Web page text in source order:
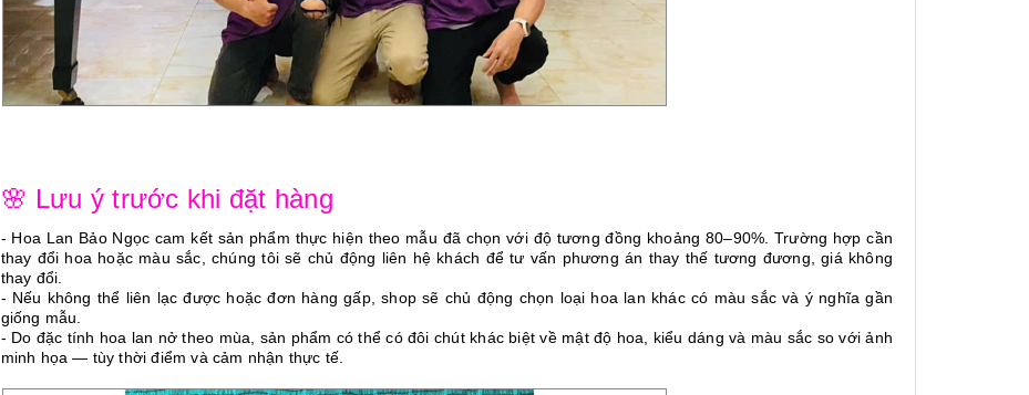
🌸 Lưu ý trước khi đặt hàng
- Hoa Lan Bảo Ngọc cam kết sản phẩm thực hiện theo mẫu đã chọn với độ tương đồng khoảng 80–90%. Trường hợp cần
thay đổi hoa hoặc màu sắc, chúng tôi sẽ chủ động liên hệ khách để tư vấn phương án thay thế tương đương, giá không
thay đổi.
- Nếu không thể liên lạc được hoặc đơn hàng gấp, shop sẽ chủ động chọn loại hoa lan khác có màu sắc và ý nghĩa gần
giống mẫu.
- Do đặc tính hoa lan nở theo mùa, sản phẩm có thể có đôi chút khác biệt về mật độ hoa, kiểu dáng và màu sắc so với ảnh
minh họa — tùy thời điểm và cảm nhận thực tế.